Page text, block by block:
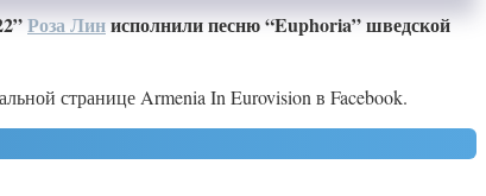
Роза Линисполнили песню “Euphoria” шведской
странице Armenia In Eurovision в Facebook.